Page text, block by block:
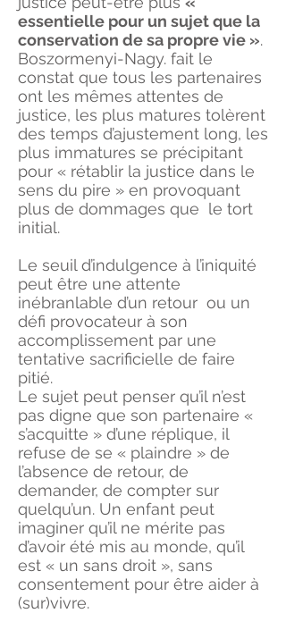
essentielle pour un sujet que la
conservation de sa propre vie ».
Boszormenyi-Nagy. fait le
constat que tous les partenaires
ont les mêmes attentes de
justice, les plus matures tolèrent
des temps d’ajustement long, les
plus immatures se précipitant
pour « rétablir la justice dans le
sens du pire » en provoquant
plus de dommages que le tort
initial.
Le seuil d’indulgence à l’iniquité
peut être une attente
inébranlable d’un retour ou un
défi provocateur à son
accomplissement par une
tentative sacrificielle de faire
pitié.
Le sujet peut penser qu’il n’est
pas digne que son partenaire «
s’acquitte » d’une réplique, il
refuse de se « plaindre » de
l’absence de retour, de
demander, de compter sur
quelqu’un. Un enfant peut
imaginer qu’il ne mérite pas
d’avoir été mis au monde, qu’il
est « un sans droit », sans
consentement pour être aider à
(sur)vivre.